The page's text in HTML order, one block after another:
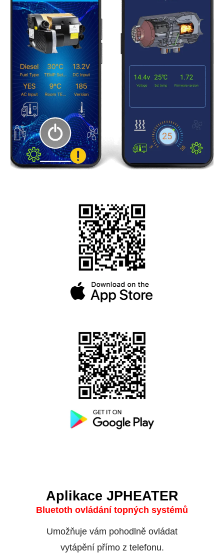
Aplikace JPHEATER
Bluetoth ovládání topných systémů
Umožňuje vám pohodlně ovládat
vytápění přímo z telefonu.